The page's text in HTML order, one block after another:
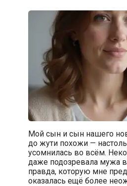
Мой сын и сын нашего
до жути похожи —
усомнилась во всём.
даже подозревала мужа
правда, которую мне
оказалась ещё более